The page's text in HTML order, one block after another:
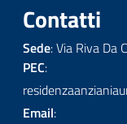
Contatti
Sede: Via Riva Da
PEC:
Email: